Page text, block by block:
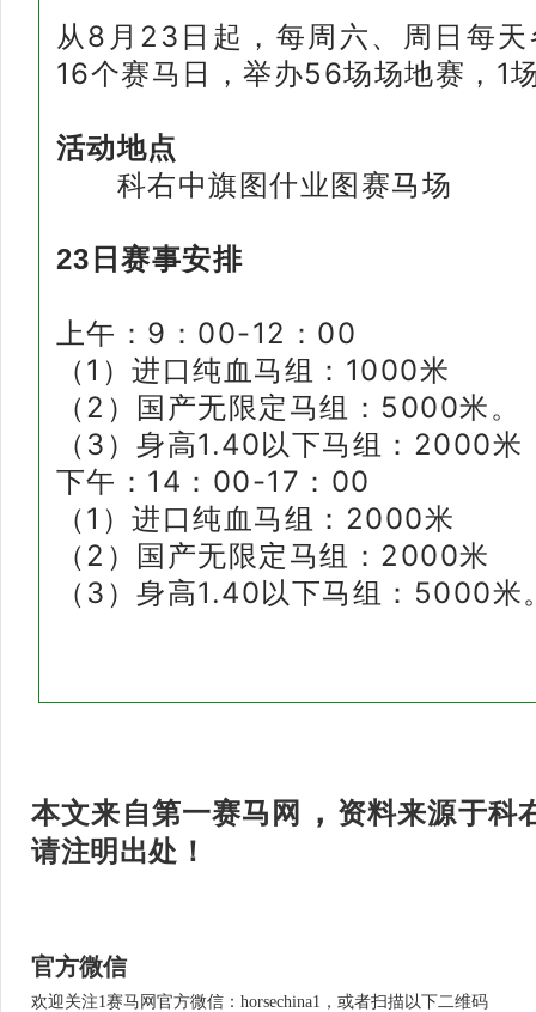
从8月23日起，每周六、周日每
16个赛马日，举办56场场地赛，1
活动地点
科右中旗图什业图赛马场
23日赛事安排
上午：9：00-12：00
（1）进口纯血马组：1000米
（2）国产无限定马组：5000
（3）身高1.40以下马组：
下午：14：00-17：00
（1）进口纯血马组：2000米
（2）国产无限定马组：2000米
（3）身高1.40以下马组：5000米
本文来自第一赛马网 ， 资料来源于科
请注明出处 ！
官方微信
欢迎关注1赛马网官方微信：horsechina1，或者扫描以下二维码